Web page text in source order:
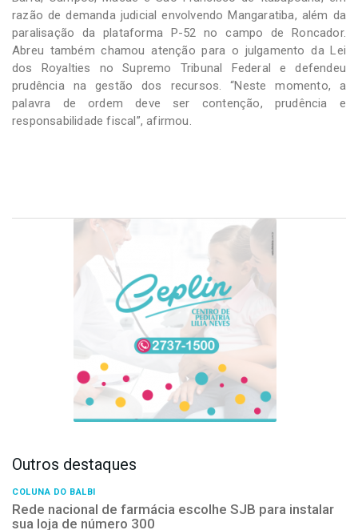
razão de demanda judicial envolvendo Mangaratiba, além da
paralisação da plataforma P-52 no campo de Roncador.
Abreu também chamou atenção para o julgamento da Lei
dos Royalties no Supremo Tribunal Federal e defendeu
prudência na gestão dos recursos. “Neste momento, a
palavra de ordem deve ser contenção, prudência e
responsabilidade fiscal”, afirmou.
Outros destaques
COLUNA DO BALBI
Rede nacional de farmácia escolhe SJB para instalar
sua loja de número 300